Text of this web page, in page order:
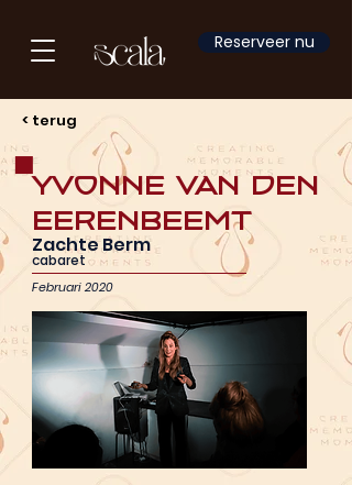
Reserveer nu
< terug
Yvonne van den
Eerenbeemt
Zachte Berm
cabaret
Februari 2020